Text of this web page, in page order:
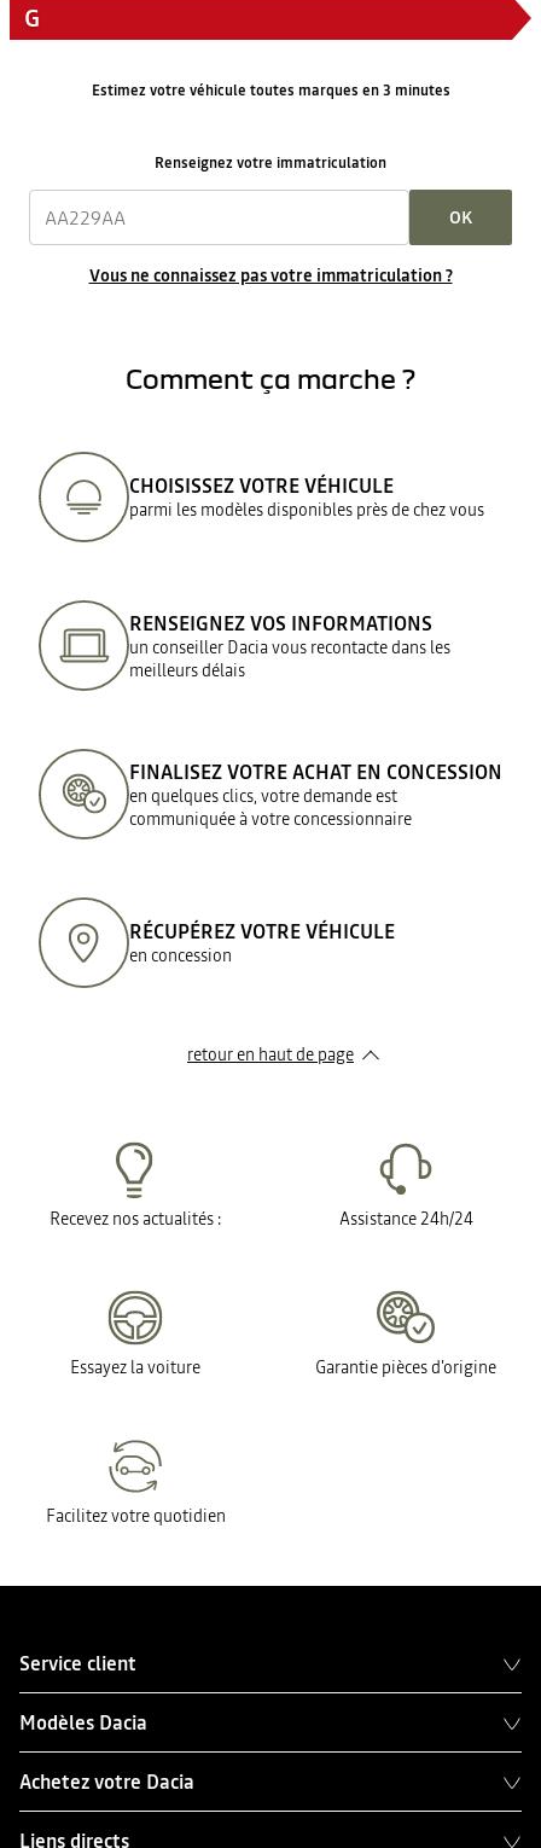
G
Estimez votre véhicule toutes marques en 3 minutes
Renseignez votre immatriculation
OK
Vous ne connaissez pas votre immatriculation ?
Comment ça marche ?
CHOISISSEZ VOTRE VÉHICULE
parmi les modèles disponibles près de chez vous
RENSEIGNEZ VOS INFORMATIONS
un conseiller Dacia vous recontacte dans les
meilleurs délais
FINALISEZ VOTRE ACHAT EN CONCESSION
en quelques clics, votre demande est
communiquée à votre concessionnaire
RÉCUPÉREZ VOTRE VÉHICULE
en concession
retour en haut de page​
Recevez nos actualités : Assistance 24h/24
Essayez la voiture Garantie pièces d'origine
Facilitez votre quotidien
Service client
Modèles Dacia
Achetez votre Dacia
Liens directs